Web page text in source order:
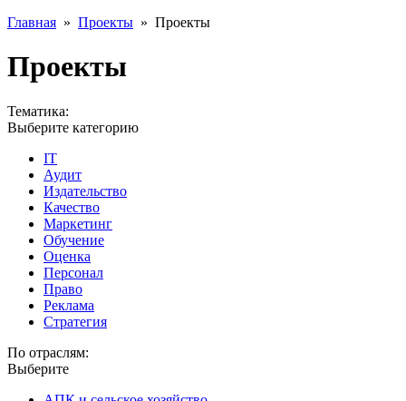
Главная » Проекты » Проекты
Проекты
Тематика:
Выберите категорию
IT
Аудит
Издательство
Качество
Маркетинг
Обучение
Оценка
Персонал
Право
Реклама
Стратегия
По отраслям:
Выберите